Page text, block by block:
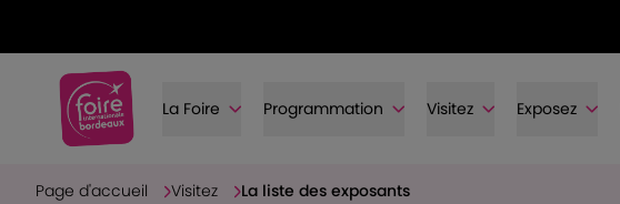
La Foire Programmation Visitez Exposez
Page d'accueil Visitez La liste des exposants